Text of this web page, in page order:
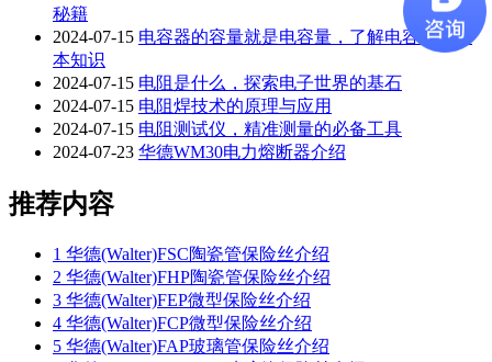
秘籍
2024-07-15 电容器的容量就是电容量，了解电容器的基
本知识
2024-07-15 电阻是什么，探索电子世界的基石
2024-07-15 电阻焊技术的原理与应用
2024-07-15 电阻测试仪，精准测量的必备工具
2024-07-23 华德WM30电力熔断器介绍
推荐内容
1 华德(Walter)FSC陶瓷管保险丝介绍
2 华德(Walter)FHP陶瓷管保险丝介绍
3 华德(Walter)FEP微型保险丝介绍
4 华德(Walter)FCP微型保险丝介绍
5 华德(Walter)FAP玻璃管保险丝介绍